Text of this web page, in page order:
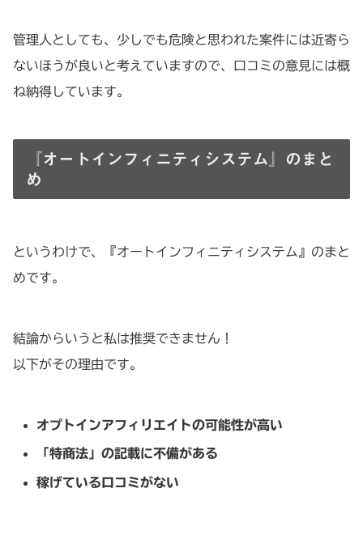
管理人としても、少しでも危険と思われた案件には近寄ら
ないほうが良いと考えていますので、口コミの意見には概
ね納得しています。
『オートインフィニティシステム』のまと
め
というわけで、『オートインフィニティシステム』のまと
めです。
結論からいうと私は推奨できません！
以下がその理由です。
オプトインアフィリエイトの可能性が高い
「特商法」の記載に不備がある
稼げている口コミがない